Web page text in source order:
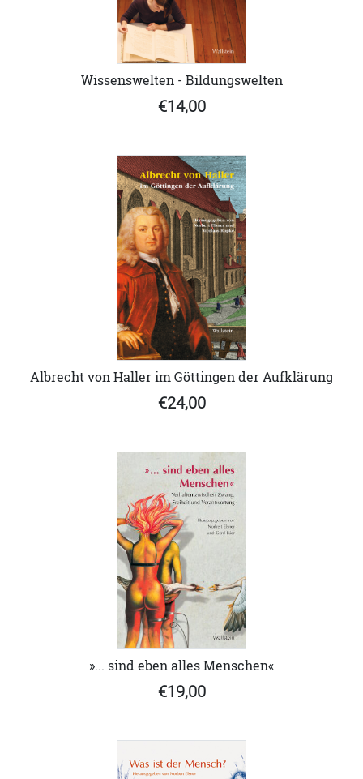
Wissenswelten - Bildungswelten
€14,00
Albrecht von Haller im Göttingen der Aufklärung
€24,00
»... sind eben alles Menschen«
€19,00